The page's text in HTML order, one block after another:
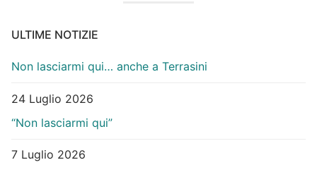
ULTIME NOTIZIE
Non lasciarmi qui… anche a Terrasini
24 Luglio 2026
“Non lasciarmi qui”
7 Luglio 2026